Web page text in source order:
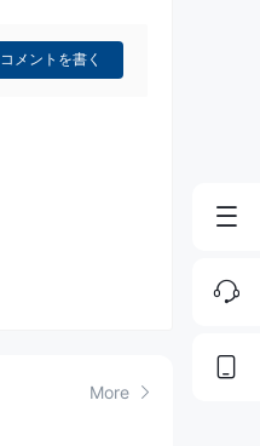
コメントを書く
More